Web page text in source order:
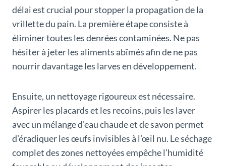
délai est crucial pour stopper la propagation de la
vrillette du pain. La première étape consiste à
éliminer toutes les denrées contaminées. Ne pas
hésiter à jeter les aliments abîmés afin de ne pas
nourrir davantage les larves en développement.
Ensuite, un nettoyage rigoureux est nécessaire.
Aspirer les placards et les recoins, puis les laver
avec un mélange d’eau chaude et de savon permet
d’éradiquer les œufs invisibles à l’œil nu. Le séchage
complet des zones nettoyées empêche l’humidité